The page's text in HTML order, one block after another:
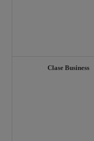
Clase Business